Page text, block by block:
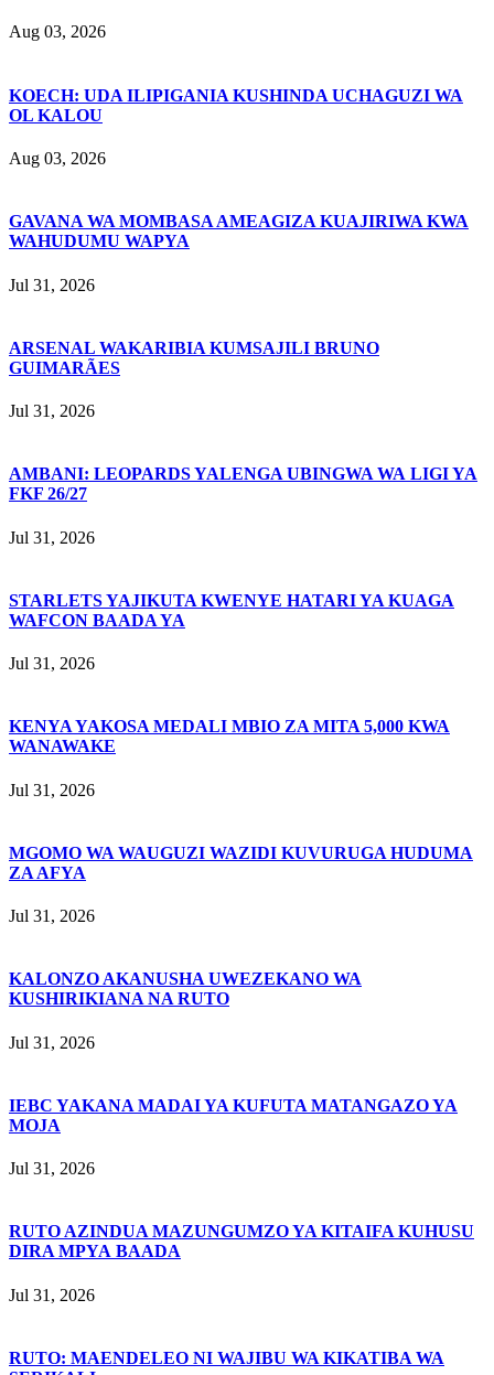
Aug 03, 2026
KOECH: UDA ILIPIGANIA KUSHINDA UCHAGUZI WA
OL KALOU
Aug 03, 2026
GAVANA WA MOMBASA AMEAGIZA KUAJIRIWA KWA
WAHUDUMU WAPYA
Jul 31, 2026
ARSENAL WAKARIBIA KUMSAJILI BRUNO
GUIMARÃES
Jul 31, 2026
AMBANI: LEOPARDS YALENGA UBINGWA WA LIGI YA
FKF 26/27
Jul 31, 2026
STARLETS YAJIKUTA KWENYE HATARI YA KUAGA
WAFCON BAADA YA
Jul 31, 2026
KENYA YAKOSA MEDALI MBIO ZA MITA 5,000 KWA
WANAWAKE
Jul 31, 2026
MGOMO WA WAUGUZI WAZIDI KUVURUGA HUDUMA
ZA AFYA
Jul 31, 2026
KALONZO AKANUSHA UWEZEKANO WA
KUSHIRIKIANA NA RUTO
Jul 31, 2026
IEBC YAKANA MADAI YA KUFUTA MATANGAZO YA
MOJA
Jul 31, 2026
RUTO AZINDUA MAZUNGUMZO YA KITAIFA KUHUSU
DIRA MPYA BAADA
Jul 31, 2026
RUTO: MAENDELEO NI WAJIBU WA KIKATIBA WA